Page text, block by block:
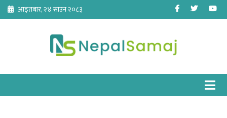
Skip
content
आइतबार, २४ साउन २०८३ Facebook
Twitter